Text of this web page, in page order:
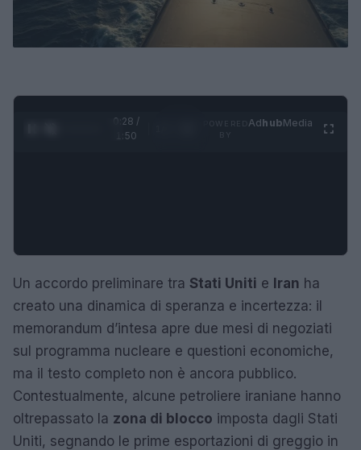
0:29 /
1:50
AdhubMedia
Un accordo preliminare tra Stati Uniti e Iran ha
creato una dinamica di speranza e incertezza: il
memorandum d’intesa apre due mesi di negoziati
sul programma nucleare e questioni economiche,
ma il testo completo non è ancora pubblico.
Contestualmente, alcune petroliere iraniane hanno
oltrepassato la zona di blocco imposta dagli Stati
Uniti, segnando le prime esportazioni di greggio in